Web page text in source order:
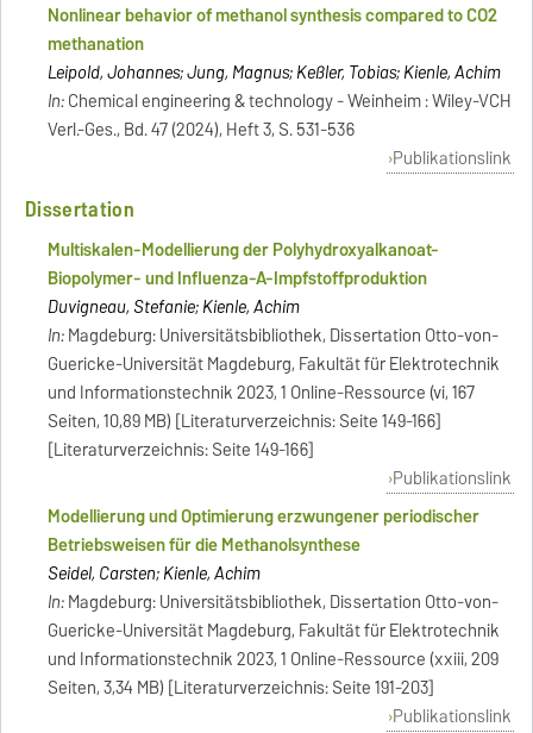
Nonlinear behavior of methanol synthesis compared to CO2
methanation
Leipold, Johannes; Jung, Magnus; Keßler, Tobias; Kienle, Achim
In:Chemical engineering & technology - Weinheim : Wiley-VCH
Verl.-Ges., Bd. 47 (2024), Heft 3, S. 531-536
Publikationslink
Dissertation
Multiskalen-Modellierung der Polyhydroxyalkanoat-
Biopolymer- und Influenza-A-Impfstoffproduktion
Duvigneau, Stefanie; Kienle, Achim
In:Magdeburg: Universitätsbibliothek, Dissertation Otto-von-
Guericke-Universität Magdeburg, Fakultät für Elektrotechnik
und Informationstechnik 2023, 1 Online-Ressource (vi, 167
Seiten, 10,89 MB) [Literaturverzeichnis: Seite 149-166]
[Literaturverzeichnis: Seite 149-166]
Publikationslink
Modellierung und Optimierung erzwungener periodischer
Betriebsweisen für die Methanolsynthese
Seidel, Carsten; Kienle, Achim
In:Magdeburg: Universitätsbibliothek, Dissertation Otto-von-
Guericke-Universität Magdeburg, Fakultät für Elektrotechnik
und Informationstechnik 2023, 1 Online-Ressource (xxiii, 209
Seiten, 3,34 MB) [Literaturverzeichnis: Seite 191-203]
Publikationslink